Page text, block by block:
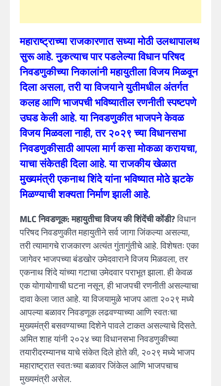
महाराष्ट्राच्या राजकारणात सध्या मोठी उलथापालथ
सुरू आहे. नुकत्याच पार पडलेल्या विधान परिषद
निवडणुकीच्या निकालांनी महायुतीला विजय मिळवून
दिला असला, तरी या विजयाने युतीमधील अंतर्गत
कलह आणि भाजपची भविष्यातील रणनीती स्पष्टपणे
उघड केली आहे. या निवडणुकीत भाजपने केवळ
विजय मिळवला नाही, तर २०२९ च्या विधानसभा
निवडणुकीसाठी आपला मार्ग कसा मोकळा करायचा,
याचा संकेतही दिला आहे. या राजकीय खेळात
मुख्यमंत्री एकनाथ शिंदे यांना भविष्यात मोठे झटके
मिळण्याची शक्यता निर्माण झाली आहे.
MLC निवडणूक: महायुतीचा विजय की शिंदेंची कोंडी?विधान
परिषद निवडणुकीत महायुतीने सर्व जागा जिंकल्या असल्या,
तरी त्यामागचे राजकारण अत्यंत गुंतागुंतीचे आहे. विशेषतः एका
जागेवर भाजपच्या बंडखोर उमेदवाराने विजय मिळवला, तर
एकनाथ शिंदे यांच्या गटाचा उमेदवार पराभूत झाला. ही केवळ
एक योगायोगाची घटना नसून, ही भाजपची रणनीती असल्याचा
दावा केला जात आहे. या विजयामुळे भाजप आता २०२९ मध्ये
आपल्या बळावर निवडणूक लढवण्याच्या आणि स्वतःचा
मुख्यमंत्री बसवण्याच्या दिशेने पावले टाकत असल्याचे दिसते.
अमित शाह यांनी २०२४ च्या विधानसभा निवडणुकीच्या
तयारीदरम्यानच याचे संकेत दिले होते की, २०२९ मध्ये भाजप
महाराष्ट्रात स्वतःच्या बळावर जिंकेल आणि भाजपचाच
मुख्यमंत्री असेल.